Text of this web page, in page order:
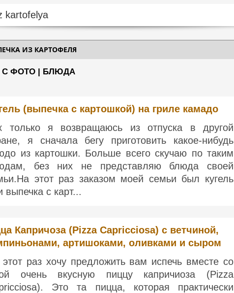
ИЗ КАРТОФЕЛЯ
С ФОТО | БЛЮДА
(выпечка с картошкой) на гриле камадо
только я возвращаюсь из отпуска в другой
я сначала бегу приготовить какое-нибудь
из картошки. Больше всего скучаю по таким
без них не представляю блюда своей
этот раз заказом моей семьи был кугель
выпечка с карт...
Капричоза (Pizza Capricciosa) с ветчиной,
артишоками, оливками и сыром
раз хочу предложить вам испечь вместе со
очень вкусную пиццу капричиоза (Pizza
Это та пицца, которая практически